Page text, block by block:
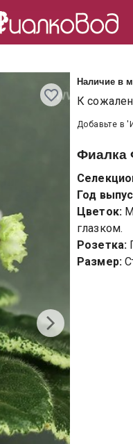
Наличие в
К
Добавьте в
Фиалка
Год
Цветок:
глазком.
Розетка:
Размер: